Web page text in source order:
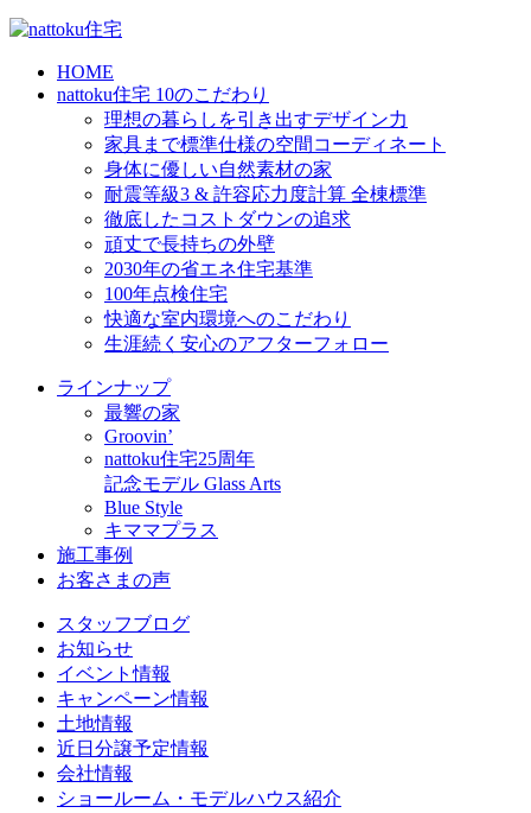
HOME
nattoku住宅 10のこだわり
理想の暮らしを引き出すデザイン力
家具まで標準仕様の空間コーディネート
身体に優しい自然素材の家
耐震等級3 & 許容応力度計算 全棟標準
徹底したコストダウンの追求
頑丈で長持ちの外壁
2030年の省エネ住宅基準
100年点検住宅
快適な室内環境へのこだわり
生涯続く安心のアフターフォロー
ラインナップ
最響の家
Groovin’
nattoku住宅25周年
記念モデル Glass Arts
Blue Style
キママプラス
施工事例
お客さまの声
スタッフブログ
お知らせ
イベント情報
キャンペーン情報
土地情報
近日分譲予定情報
会社情報
ショールーム・モデルハウス紹介